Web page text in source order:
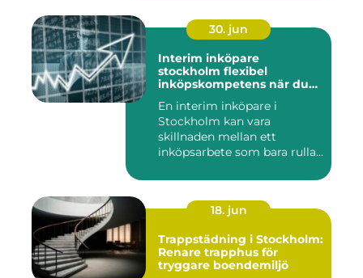
30. jun
Interim inköpare
stockholm flexibel
inköpskompetens när du
En interim inköpare i
Stockholm kan vara
skillnaden mellan ett
inköpsarbete som bara rullar
18. jun
Trappstädning i Stockholm:
Renare trapphus för
tryggare boendemiljö